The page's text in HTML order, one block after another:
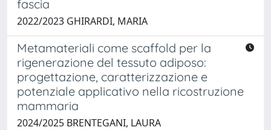
fascia
2022/2023 GHIRARDI, MARIA
Metamateriali come scaffold per la
rigenerazione del tessuto adiposo:
progettazione, caratterizzazione e
potenziale applicativo nella ricostruzione
mammaria
2024/2025 BRENTEGANI, LAURA